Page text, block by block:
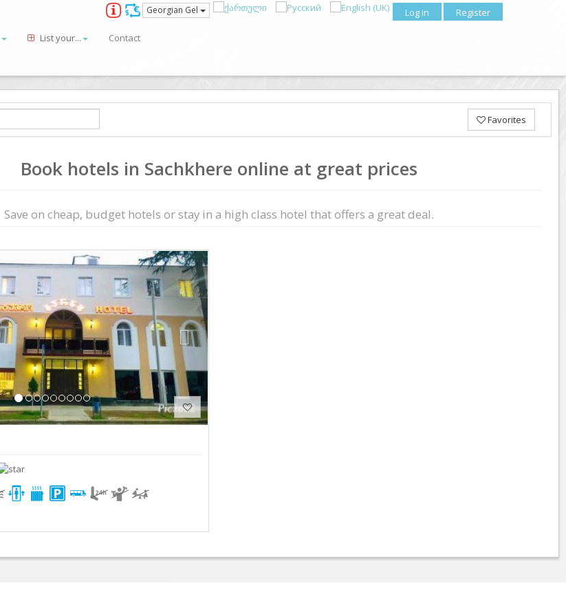
Log in Register
Georgian Gel
List your... Contact
Favorites
Book hotels in Sachkhere online at great prices
Save on сheap, budget hotels or stay in a high class hotel that offers a great deal.
Next